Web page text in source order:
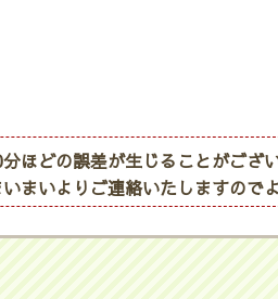
ほどの誤差が生じることがござい
まいよりご連絡いたしますので